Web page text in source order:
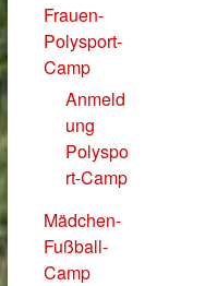
Frauen-
Polysport-
Camp
Anmeld
ung
Polyspo
rt-Camp
Mädchen-
Fußball-
Camp